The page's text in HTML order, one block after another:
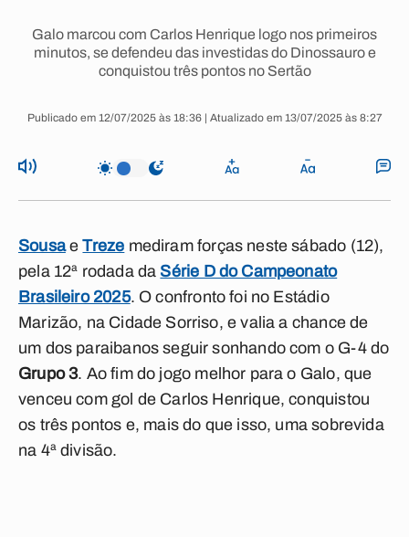
Galo marcou com Carlos Henrique logo nos primeiros
minutos, se defendeu das investidas do Dinossauro e
conquistou três pontos no Sertão
Publicado em 12/07/2025 às 18:36 | Atualizado em 13/07/2025 às 8:27
SousaeTreze mediram forças neste sábado (12),
pela 12ª rodada da Série D do Campeonato
Brasileiro 2025. O confronto foi no Estádio
Marizão, na Cidade Sorriso, e valia a chance de
um dos paraibanos seguir sonhando com o G-4 do
Grupo 3. Ao fim do jogo melhor para o Galo, que
venceu com gol de Carlos Henrique, conquistou
os três pontos e, mais do que isso, uma sobrevida
na 4ª divisão.